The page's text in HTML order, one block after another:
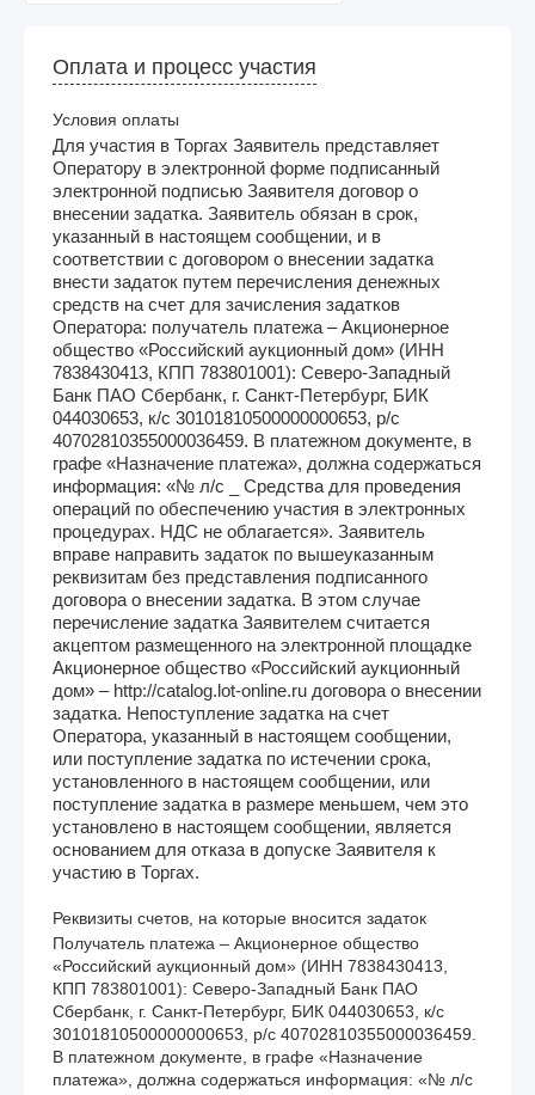
Оплата и процесс участия
Условия оплаты
Для участия в Торгах Заявитель представляет
Оператору в электронной форме подписанный
электронной подписью Заявителя договор о
внесении задатка. Заявитель обязан в срок,
указанный в настоящем сообщении, и в
соответствии с договором о внесении задатка
внести задаток путем перечисления денежных
средств на счет для зачисления задатков
Оператора: получатель платежа – Акционерное
общество «Российский аукционный дом» (ИНН
7838430413, КПП 783801001): Северо-Западный
Банк ПАО Сбербанк, г. Санкт-Петербург, БИК
044030653, к/с 30101810500000000653, р/с
40702810355000036459. В платежном документе, в
графе «Назначение платежа», должна содержаться
информация: «№ л/с _ Средства для проведения
операций по обеспечению участия в электронных
процедурах. НДС не облагается». Заявитель
вправе направить задаток по вышеуказанным
реквизитам без представления подписанного
договора о внесении задатка. В этом случае
перечисление задатка Заявителем считается
акцептом размещенного на электронной площадке
Акционерное общество «Российский аукционный
дом» – http://catalog.lot-online.ru договора о внесении
задатка. Непоступление задатка на счет
Оператора, указанный в настоящем сообщении,
или поступление задатка по истечении срока,
установленного в настоящем сообщении, или
поступление задатка в размере меньшем, чем это
установлено в настоящем сообщении, является
основанием для отказа в допуске Заявителя к
участию в Торгах.
Реквизиты счетов, на которые вносится задаток
Получатель платежа – Акционерное общество
«Российский аукционный дом» (ИНН 7838430413,
КПП 783801001): Северо-Западный Банк ПАО
Сбербанк, г. Санкт-Петербург, БИК 044030653, к/с
30101810500000000653, р/с 40702810355000036459.
В платежном документе, в графе «Назначение
платежа», должна содержаться информация: «№ л/с